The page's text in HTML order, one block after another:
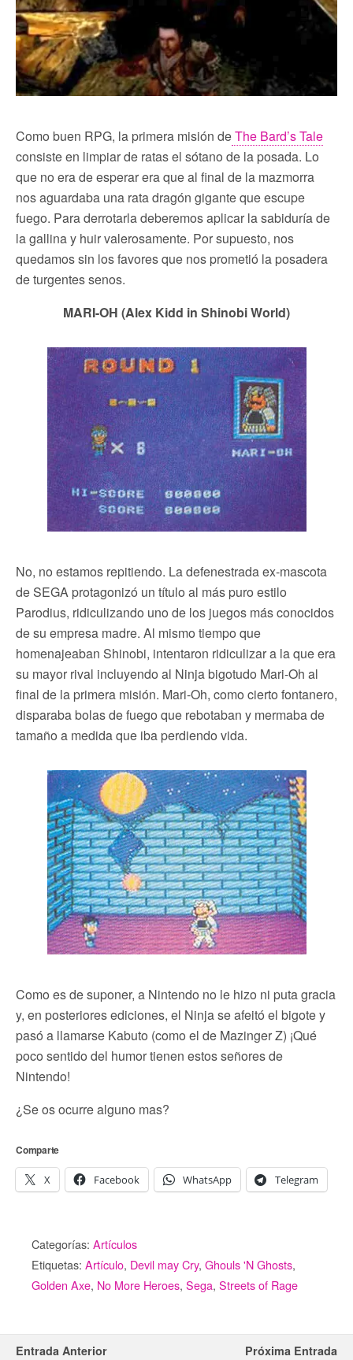
Como buen RPG, la primera misión deThe Bard’s Tale
consiste en limpiar de ratas el sótano de la posada. Lo
que no era de esperar era que al final de la mazmorra
nos aguardaba una rata dragón gigante que escupe
fuego. Para derrotarla deberemos aplicar la sabiduría de
la gallina y huir valerosamente. Por supuesto, nos
quedamos sin los favores que nos prometió la posadera
de turgentes senos.
MARI-OH (Alex Kidd in Shinobi World)
No, no estamos repitiendo. La defenestrada ex-mascota
de SEGA protagonizó un título al más puro estilo
Parodius, ridiculizando uno de los juegos más conocidos
de su empresa madre. Al mismo tiempo que
homenajeaban Shinobi, intentaron ridiculizar a la que era
su mayor rival incluyendo al Ninja bigotudo Mari-Oh al
final de la primera misión. Mari-Oh, como cierto fontanero,
disparaba bolas de fuego que rebotaban y mermaba de
tamaño a medida que iba perdiendo vida.
Como es de suponer, a Nintendo no le hizo ni puta gracia
y, en posteriores ediciones, el Ninja se afeitó el bigote y
pasó a llamarse Kabuto (como el de Mazinger Z) ¡Qué
poco sentido del humor tienen estos señores de
Nintendo!
¿Se os ocurre alguno mas?
Comparte
X Facebook WhatsApp Telegram
Categorías: Artículos
Etiquetas: Artículo, Devil may Cry, Ghouls 'N Ghosts,
Golden Axe, No More Heroes, Sega, Streets of Rage
Entrada Anterior Próxima Entrada